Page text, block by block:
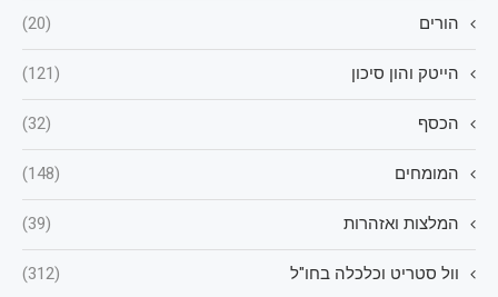
הורים (20)
הייטק והון סיכון (121)
הכסף (32)
המומחים (148)
המלצות ואזהרות (39)
וול סטריט וכלכלה בחו"ל (312)